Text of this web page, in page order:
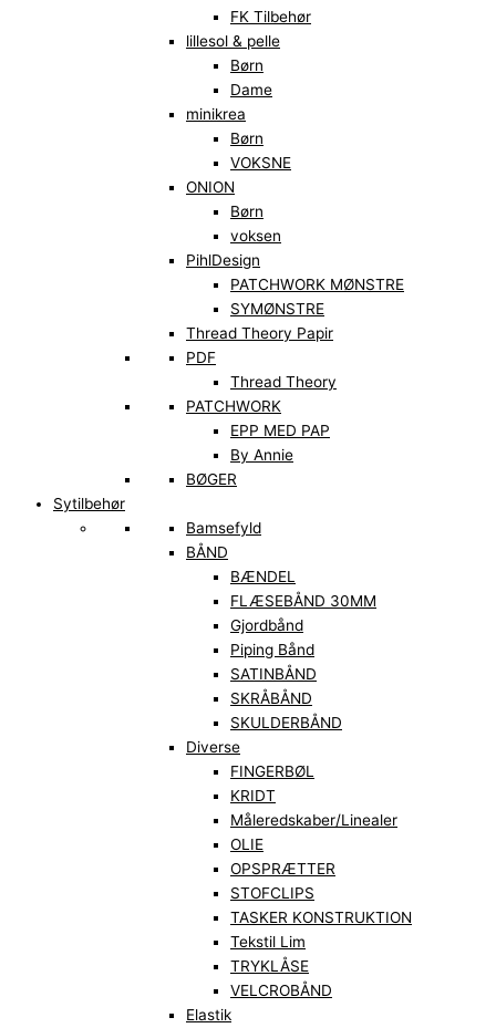
FK Tilbehør
lillesol & pelle
Børn
Dame
minikrea
Børn
VOKSNE
ONION
Børn
voksen
PihlDesign
PATCHWORK MØNSTRE
SYMØNSTRE
Thread Theory Papir
PDF
Thread Theory
PATCHWORK
EPP MED PAP
By Annie
BØGER
Sytilbehør
Bamsefyld
BÅND
BÆNDEL
FLÆSEBÅND 30MM
Gjordbånd
Piping Bånd
SATINBÅND
SKRÅBÅND
SKULDERBÅND
Diverse
FINGERBØL
KRIDT
Måleredskaber/Linealer
OLIE
OPSPRÆTTER
STOFCLIPS
TASKER KONSTRUKTION
Tekstil Lim
TRYKLÅSE
VELCROBÅND
Elastik